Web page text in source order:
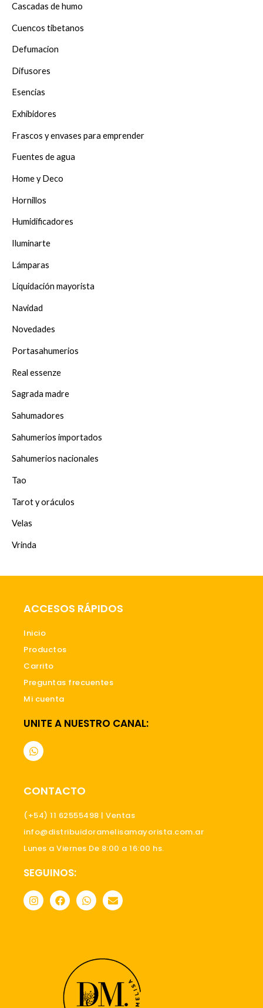
Cascadas de humo
Cuencos tibetanos
Defumacion
Difusores
Esencias
Exhibidores
Frascos y envases para emprender
Fuentes de agua
Home y Deco
Hornillos
Humidificadores
Iluminarte
Lámparas
Liquidación mayorista
Navidad
Novedades
Portasahumerios
Real essenze
Sagrada madre
Sahumadores
Sahumerios importados
Sahumerios nacionales
Tao
Tarot y oráculos
Velas
Vrinda
ACCESOS RÁPIDOS
Inicio
Productos
Carrito
Preguntas frecuentes
Mi cuenta
UNITE A NUESTRO CANAL:
W
h
s
a
p
CONTACTO
(+54) 11 62555498 | Ventas
info@distribuidoramelisamayorista.com.ar
Lunes a Viernes De 8:00 a 16:00 hs.
SEGUINOS:
I
n
F
a
W
h
p
E
n
e